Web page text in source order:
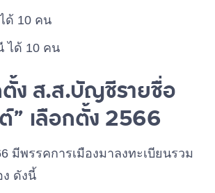
ด้ 10 คน
ได้ 10 คน
ตั้ง ส.ส.บัญชีรายชื่อ
” เลือกตั้ง 2566
มีพรรคการเมืองมาลงทะเบียนรวม
ง ดังนี้